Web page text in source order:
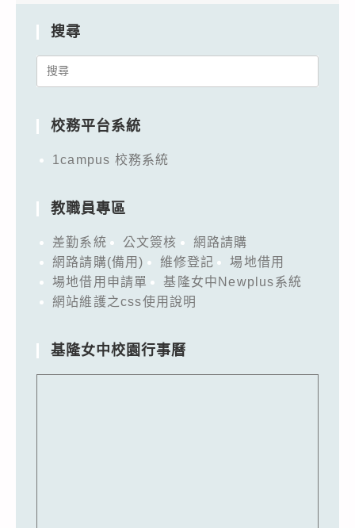
搜尋
Search
校務平台系統
1campus 校務系統
教職員專區
差勤系統 公文簽核
網路請購
網路請購(備用)
維修登記
場地借用
場地借用申請單
基隆女中Newplus系統
網站維護之css使用說明
基隆女中校園行事曆